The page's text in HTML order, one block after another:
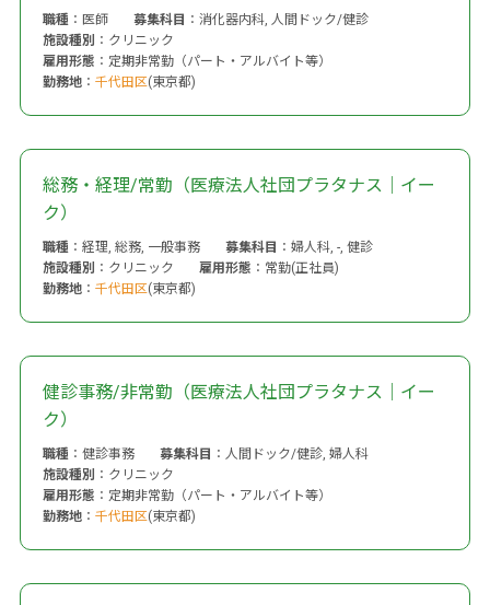
職種 ：医師 募集科目 ：消化器内科, 人間ドック/健診
施設種別 ：クリニック
雇用形態 ：定期非常勤（パート・アルバイト等）
勤務地： 千代田区(東京都)
総務・経理/常勤（医療法人社団プラタナス｜イー
ク）
職種 ：経理, 総務, 一般事務 募集科目 ：婦人科, -, 健診
施設種別 ：クリニック 雇用形態 ：常勤(正社員)
勤務地： 千代田区(東京都)
健診事務/非常勤（医療法人社団プラタナス｜イー
ク）
職種 ：健診事務 募集科目 ：人間ドック/健診, 婦人科
施設種別 ：クリニック
雇用形態 ：定期非常勤（パート・アルバイト等）
勤務地： 千代田区(東京都)